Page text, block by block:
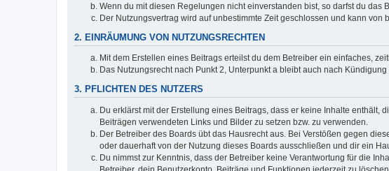
Wenn du mit diesen Regelungen nicht einverstanden bist, so darfst du
Der Nutzungsvertrag wird auf unbestimmte Zeit geschlossen und kann
2. EINRÄUMUNG VON NUTZUNGSRECHTEN
Mit dem Erstellen eines Beitrags erteilst du dem Betreiber ein einfaches,
Das Nutzungsrecht nach Punkt 2, Unterpunkt a bleibt auch nach
3. PFLICHTEN DES NUTZERS
Du erklärst mit der Erstellung eines Beitrags, dass er keine Inhalte
Beiträgen verwendeten Links und Bilder zu setzen bzw. zu verwenden.
Der Betreiber des Boards übt das Hausrecht aus. Bei Verstößen gegen
oder dauerhaft von der Nutzung dieses Boards ausschließen und dir ein
Du nimmst zur Kenntnis, dass der Betreiber keine Verantwortung für die